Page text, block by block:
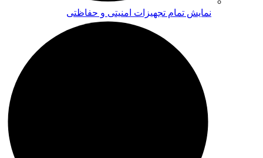
نمایش تمام تجهیزات امنیتی و حفاظتی